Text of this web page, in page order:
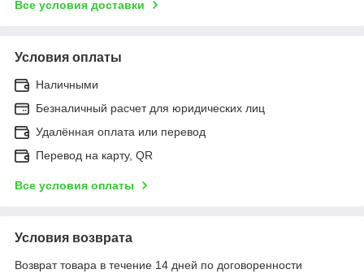
Все условия доставки
Условия оплаты
Наличными
Безналичный расчет для юридических лиц
Удалённая оплата или перевод
Перевод на карту, QR
Все условия оплаты
Условия возврата
Возврат товара в течение 14 дней по договоренности